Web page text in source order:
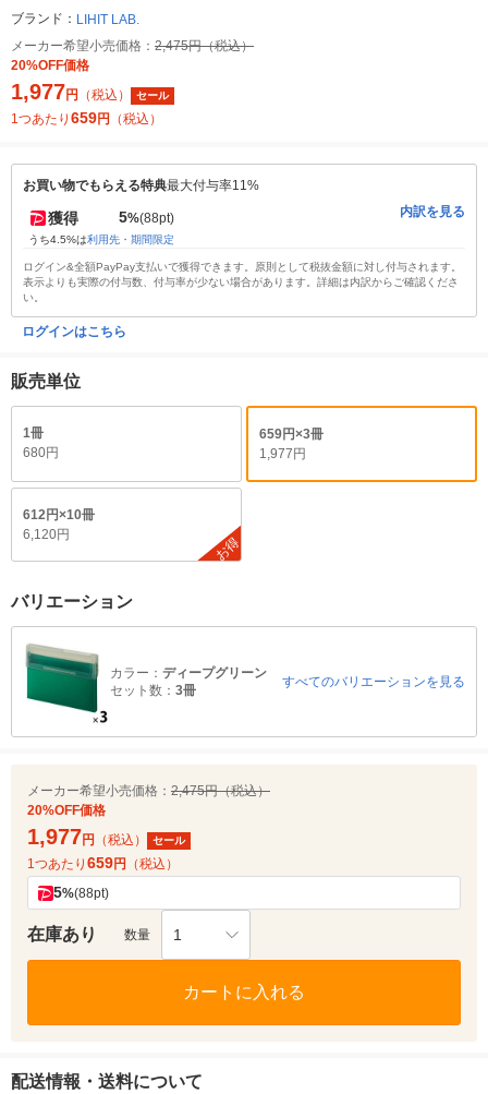
ブランド： LIHIT LAB.
メーカー希望小売価格： 2,475円（税込）
20%OFF価格
1,977円 （税込） セール
1つあたり 659円 （税込）
お買い物でもらえる特典最大付与率11%
獲得 5%(88pt)
うち4.5%は利用先・期間限定
内訳を見る
ログイン&全額PayPay支払いで獲得できます。原則として税抜金額に対し付与されます。
表示よりも実際の付与数、付与率が少ない場合があります。詳細は内訳からご確認くださ
い。
ログインはこちら
販売単位
1冊
680円
659円×3冊
1,977円
612円×10冊
6,120円
お得
バリエーション
カラー： ディープグリーン
セット数： 3冊
すべてのバリエーションを見る
メーカー希望小売価格： 2,475円（税込）
20%OFF価格
1,977円 （税込） セール
1つあたり 659円 （税込）
5%(88pt)
在庫あり 数量 1
カートに入れる
配送情報・送料について